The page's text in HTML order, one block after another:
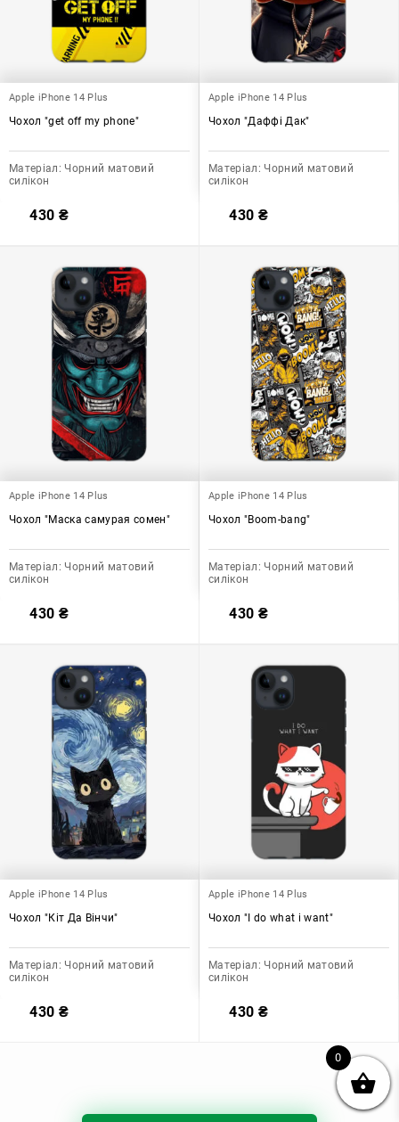
Apple iPhone 14 Plus
Чохол "get off my phone"
Матеріал: Чорний матовий
силікон
430 ₴
Apple iPhone 14 Plus
Чохол "Даффі Дак"
Матеріал: Чорний матовий
силікон
430 ₴
Apple iPhone 14 Plus
Чохол "Маска самурая сомен"
Матеріал: Чорний матовий
силікон
430 ₴
Apple iPhone 14 Plus
Чохол "Boom-bang"
Матеріал: Чорний матовий
силікон
430 ₴
Apple iPhone 14 Plus
Чохол "Кіт Да Вінчи"
Матеріал: Чорний матовий
силікон
430 ₴
Apple iPhone 14 Plus
Чохол "I do what i want"
Матеріал: Чорний матовий
силікон
430 ₴
0